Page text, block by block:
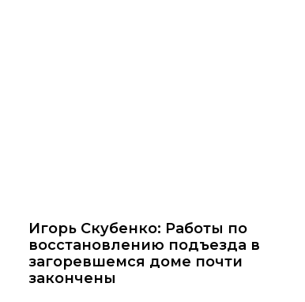
Игорь Скубенко: Работы по
восстановлению подъезда в
загоревшемся доме почти
закончены